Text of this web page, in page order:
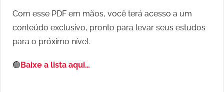
Com esse PDF em mãos, você terá acesso a um
conteúdo exclusivo, pronto para levar seus estudos
para o próximo nível.
🟢Baixe a lista aqui…